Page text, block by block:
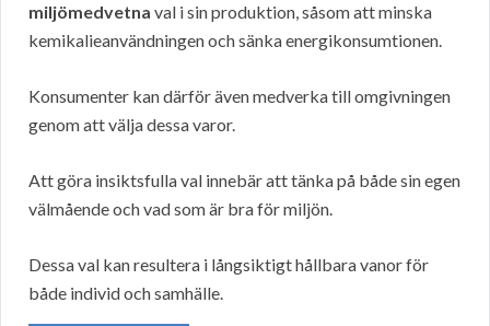
miljömedvetna val i sin produktion, såsom att minska
kemikalieanvändningen och sänka energikonsumtionen.
Konsumenter kan därför även medverka till omgivningen
genom att välja dessa varor.
Att göra insiktsfulla val innebär att tänka på både sin egen
välmående och vad som är bra för miljön.
Dessa val kan resultera i långsiktigt hållbara vanor för
både individ och samhälle.